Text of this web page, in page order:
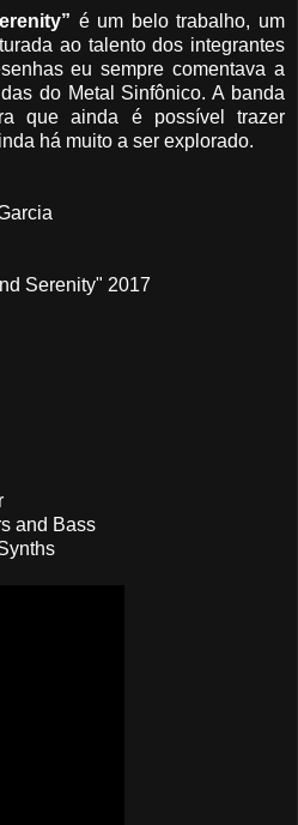
é um belo trabalho, um
ao talento dos integrantes
eu sempre comentava a
do Metal Sinfônico. A banda
que ainda é possível trazer
há muito a ser explorado.
Serenity" 2017
and Bass